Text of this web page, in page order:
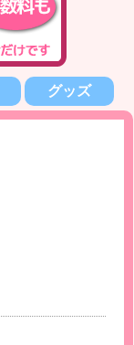
グッズ